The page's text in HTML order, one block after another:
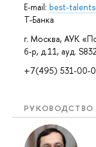
E-mail: best-
Т-Банка
г. Москва, АУК
б-р, д.11, ауд. S832
+7(495) 531-00-
РУКОВОДСТВО